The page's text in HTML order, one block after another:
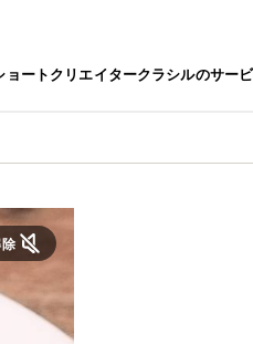
ョートクリエイタークラシルのサー